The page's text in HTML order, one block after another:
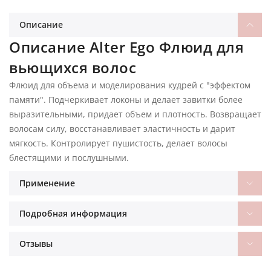
Описание
Описание Alter Ego Флюид для
вьющихся волос
Флюид для объема и моделирования кудрей с "эффектом
памяти". Подчеркивает локоны и делает завитки более
выразительными, придает объем и плотность. Возвращает
волосам силу, восстанавливает эластичность и дарит
мягкость. Контролирует пушистость, делает волосы
блестящими и послушными.
Применение
Подробная информация
Отзывы